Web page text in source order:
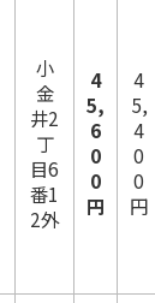
小
金
井2
丁
目6
番1
2外
4
5,
6
0
0
円
4
5,
4
0
0
円